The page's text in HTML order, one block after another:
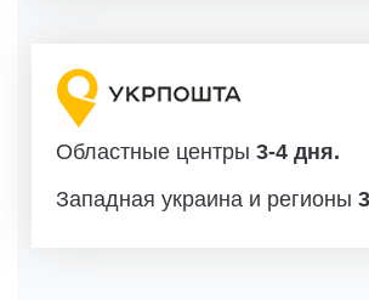
Областные центры 3-4 дня.
Западная украина и регионы